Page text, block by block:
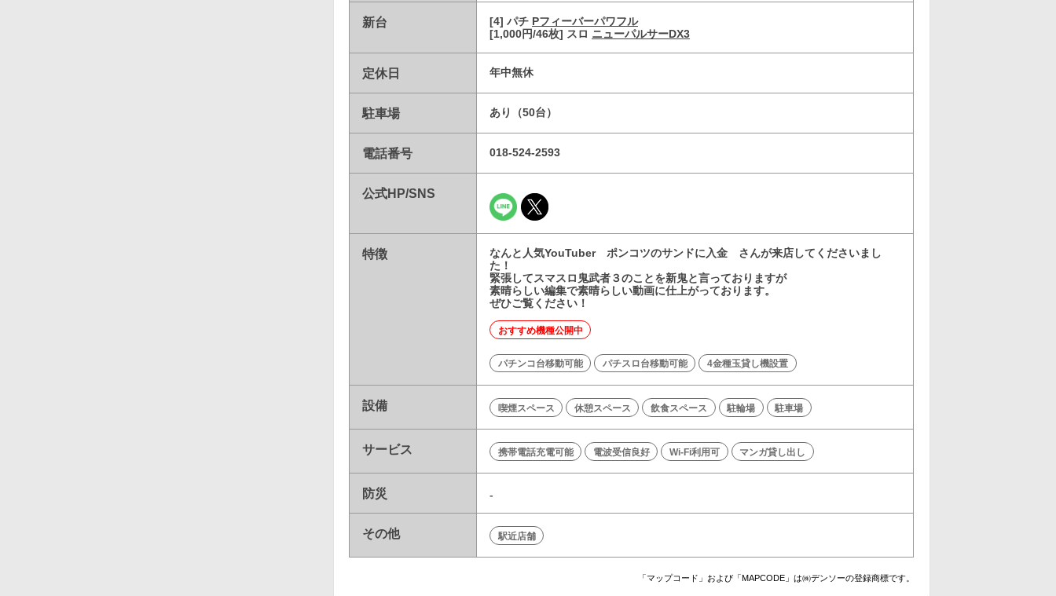
新台 [4] パチ Pフィーバーパワフル
[1,000円/46枚] スロ ニューパルサーDX3
定休日 年中無休
駐車場 あり（50台）
電話番号 018-524-2593
公式HP/SNS
特徴
なんと人気YouTuber ポンコツのサンドに入金 さんが来店してくださいまし
た！
緊張してスマスロ鬼武者３のことを新鬼と言っておりますが
素晴らしい編集で素晴らしい動画に仕上がっております。
ぜひご覧ください！
おすすめ機種公開中
パチンコ台移動可能 パチスロ台移動可能 4金種玉貸し機設置
設備 喫煙スペース 休憩スペース 飲食スペース 駐輪場 駐車場
サービス 携帯電話充電可能 電波受信良好 Wi-Fi利用可 マンガ貸し出し
防災 -
その他 駅近店舗
「マップコード」および「MAPCODE」は㈱デンソーの登録商標です。